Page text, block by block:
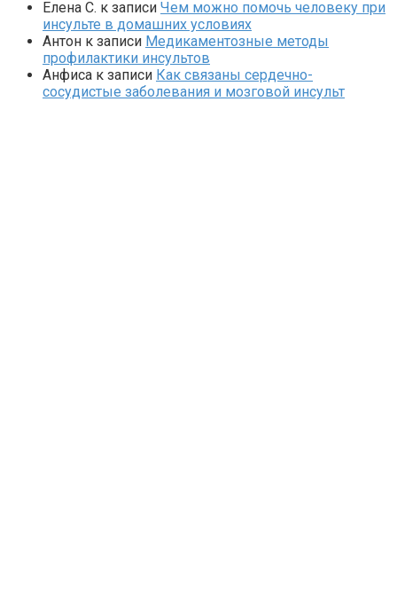
Елена С. к записи Чем можно помочь человеку при
инсульте в домашних условиях
Антон к записи Медикаментозные методы
профилактики инсультов
Анфиса к записи Как связаны сердечно-
сосудистые заболевания и мозговой инсульт